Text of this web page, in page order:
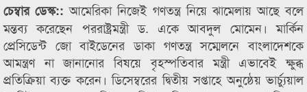
চেম্বার ডেস্ক::আমেরিকা নিজেই গণতন্ত্র নিয়ে ঝামেলায় আছে বলে
মন্তব্য করেছেন পররাষ্ট্রমন্ত্রী ড. একে আবদুল মোমেন। মার্কিন
প্রেসিডেন্ট জো বাইডেনের ডাকা গণতন্ত্র সম্মেলনে বাংলাদেশকে
আমন্ত্রণ না জানানোর বিষয়ে বৃহস্পতিবার মন্ত্রী এভাবেই ক্ষুব্ধ
প্রতিক্রিয়া ব্যক্ত করেন। ডিসেম্বরের দ্বিতীয় সপ্তাহে অনুষ্ঠেয় ভার্চ্যুয়াল